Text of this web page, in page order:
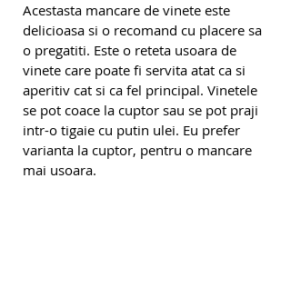
Acestasta mancare de vinete este
delicioasa si o recomand cu placere sa
o pregatiti. Este o reteta usoara de
vinete care poate fi servita atat ca si
aperitiv cat si ca fel principal. Vinetele
se pot coace la cuptor sau se pot praji
intr-o tigaie cu putin ulei. Eu prefer
varianta la cuptor, pentru o mancare
mai usoara.